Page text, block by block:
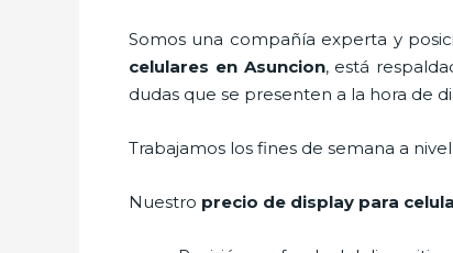
Somos una compañía experta y
celulares en Asuncion, está
dudas que se presenten a la hora de
Trabajamos los fines de semana a
Nuestro precio de display para